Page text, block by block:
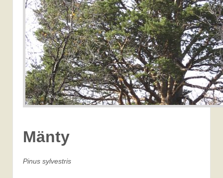
Mänty
Pinus sylvestris